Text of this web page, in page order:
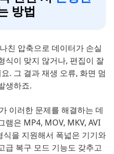
방법
친 압축으로 데이터가 손실
식이 맞지 않거나, 편집이 잘
. 그 결과 재생 오류, 화면 멈
생하죠.
가 이러한 문제를 해결하는 데
램은 MP4, MOV, MKV, AVI
을 지원해서 폭넓은 기기와
급 복구 모드 기능도 갖추고